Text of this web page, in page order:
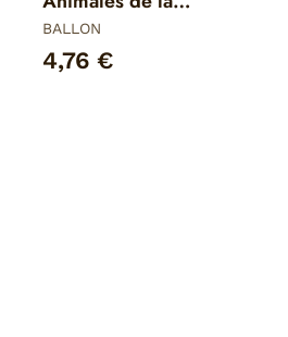
Granja
BALLON
4,76 €